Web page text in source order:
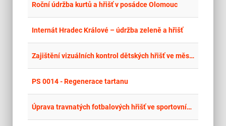
Roční údržba kurtů a hřišť v posádce Olomouc
Internát Hradec Králové – údržba zeleně a hřišť
Zajištění vizuálních kontrol dětských hřišť ve městě Jablonec nad Nisou
PS 0014 - Regenerace tartanu
Úprava travnatých fotbalových hřišť ve sportovních areálech: Štruncovy sady s všívaným hybridním trávníkem, Luční ulice a Skvrňany v Plzni - 2. vyhlášení